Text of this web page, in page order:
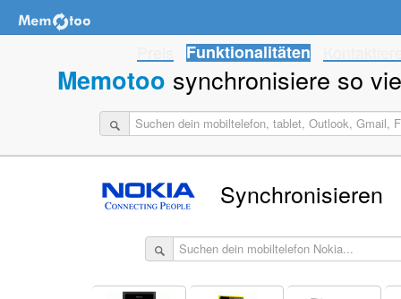
Funktionalitäten
Memotoo synchronisiere so
Synchronisieren